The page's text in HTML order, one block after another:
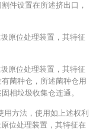
件设置在所述挤出口，
原位处理装置，其特征
原位处理装置，其特征
菌种仓，所述菌种仓用
相垃圾收集仓连通。
用方法，使用如上述权利
位处理装置，其特征在